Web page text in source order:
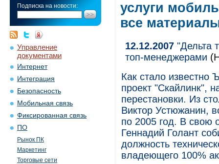
Подписка на новости:
Управление
документами
Интернет
Интеграция
Безопасность
Мобильная связь
Фиксированная связь
ПО
Рынок ПК
Маркетинг
Торговые сети
услуги
все
12.12.2007 "Дельта
топ-менеджерами
Как стало
проект "Скайлинк",
перестановки. Из
Виктор Устюжанин,
по 2005 год. В свою
Геннадий Голант
должность
владеющего 100%